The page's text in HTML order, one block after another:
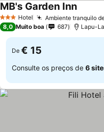
3 EstrelasHotel Ambiente tranquilo
MB's Garden InnVer
8,0 Muito boa 687 Lapu-
De € 15
Consulte os preços de 6